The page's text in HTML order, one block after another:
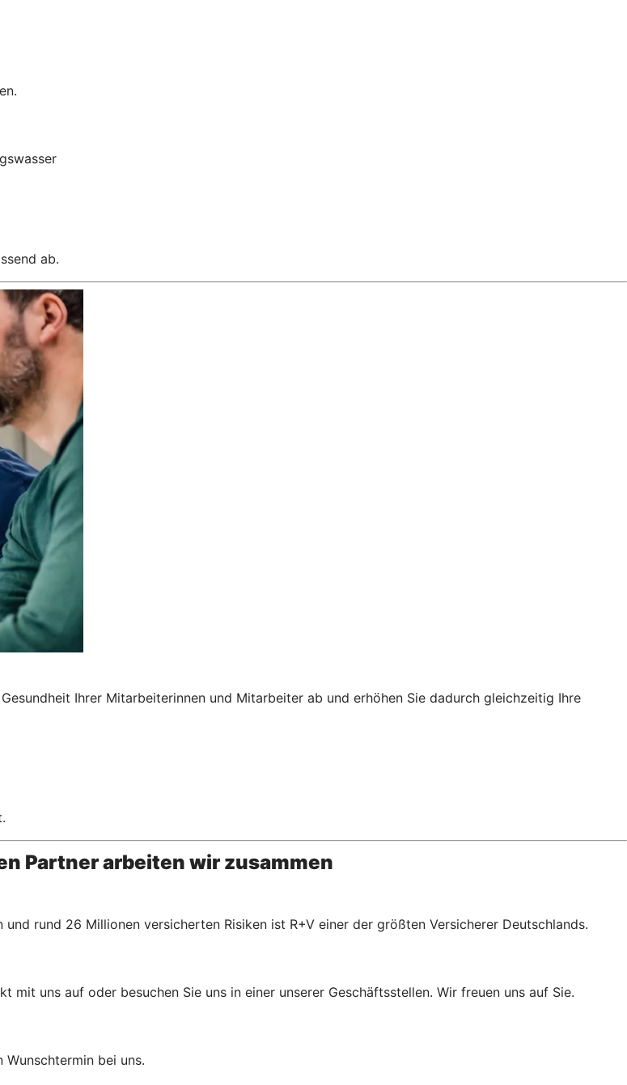
ab.
Ihrer Mitarbeiterinnen und Mitarbeiter ab und erhöhen Sie dadurch gleichzeitig Ihre
Partner arbeiten wir zusammen
rund 26 Millionen versicherten Risiken ist R+V einer der größten Versicherer Deutschlands.
mit uns auf oder besuchen Sie uns in einer unserer Geschäftsstellen. Wir freuen uns auf Sie.
Wunschtermin bei uns.